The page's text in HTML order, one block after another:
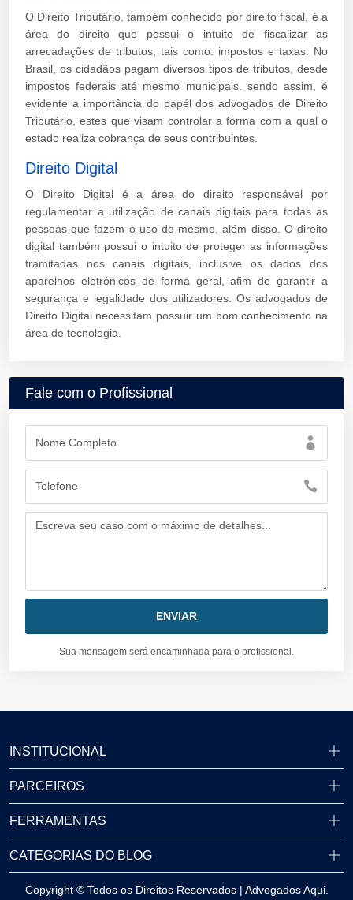
O Direito Tributário, também conhecido por direito fiscal, é a
área do direito que possui o intuito de fiscalizar as
arrecadações de tributos, tais como: impostos e taxas. No
Brasil, os cidadãos pagam diversos tipos de tributos, desde
impostos federais até mesmo municipais, sendo assim, é
evidente a importância do papél dos advogados de Direito
Tributário, estes que visam controlar a forma com a qual o
estado realiza cobrança de seus contribuintes.
Direito Digital
O Direito Digital é a área do direito responsável por
regulamentar a utilização de canais digitais para todas as
pessoas que fazem o uso do mesmo, além disso. O direito
digital também possui o intuito de proteger as informações
tramitadas nos canais digitais, inclusive os dados dos
aparelhos eletrônicos de forma geral, afim de garantir a
segurança e legalidade dos utilizadores. Os advogados de
Direito Digital necessitam possuir um bom conhecimento na
área de tecnologia.
Fale com o Profissional
Sua mensagem será encaminhada para o profissional.
INSTITUCIONAL
PARCEIROS
FERRAMENTAS
CATEGORIAS DO BLOG
Copyright © Todos os Direitos Reservados | Advogados Aqui.